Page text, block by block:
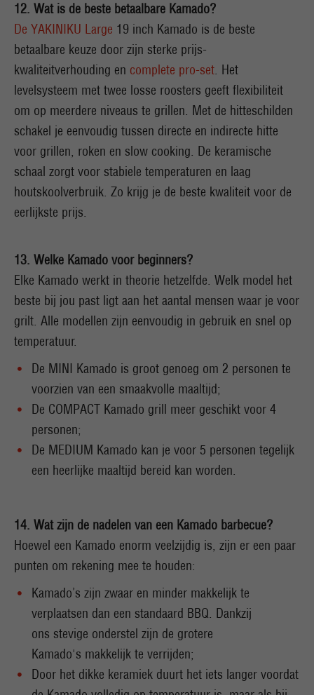
12. Wat is de beste betaalbare Kamado?
De YAKINIKU Large 19 inch Kamado is de beste
betaalbare keuze door zijn sterke prijs-
kwaliteitverhouding en complete pro-set. Het
levelsysteem met twee losse roosters geeft flexibiliteit
om op meerdere niveaus te grillen. Met de hitteschilden
schakel je eenvoudig tussen directe en indirecte hitte
voor grillen, roken en slow cooking. De keramische
schaal zorgt voor stabiele temperaturen en laag
houtskoolverbruik. Zo krijg je de beste kwaliteit voor de
eerlijkste prijs.
13. Welke Kamado voor beginners?
Elke Kamado werkt in theorie hetzelfde. Welk model het
beste bij jou past ligt aan het aantal mensen waar je voor
grilt. Alle modellen zijn eenvoudig in gebruik en snel op
temperatuur.
De MINI Kamado is groot genoeg om 2 personen te
voorzien van een smaakvolle maaltijd;
De COMPACT Kamado grill meer geschikt voor 4
personen;
De MEDIUM Kamado kan je voor 5 personen tegelijk
een heerlijke maaltijd bereid kan worden.
14. Wat zijn de nadelen van een Kamado barbecue?
Hoewel een Kamado enorm veelzijdig is, zijn er een paar
punten om rekening mee te houden:
Kamado’s zijn zwaar en minder makkelijk te
verplaatsen dan een standaard BBQ. Dankzij
ons stevige onderstel zijn de grotere
Kamado's makkelijk te verrijden;
Door het dikke keramiek duurt het iets langer voordat